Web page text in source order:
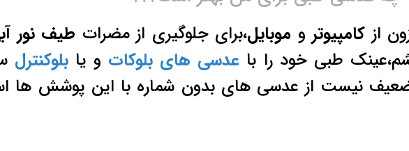
از کامپیوتر و موبایل،برای جلوگیری از مضرات طیف نور
طبی خود را با عدسی های بلوکات و یا بلوکنترل
نیست از عدسی های بدون شماره با این پوشش ها